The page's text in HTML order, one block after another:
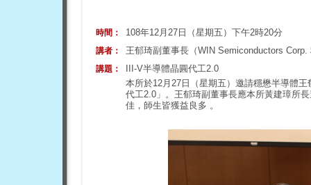
時間： 108年12月27日（星期五）下午2時20分
講者： 王郁琦副董事長（WIN Semiconductors Corp.
講題：
III-V半導體晶圓代工2.0
本所於12月27日（星期五）邀請穩懋半導體
代工2.0」。王郁琦副董事長應本所黃建璋所
佳，師生皆獲益良多 。